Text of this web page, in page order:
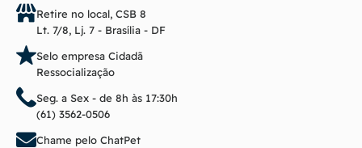
Retire no local, CSB 8
Lt. 7/8, Lj. 7 - Brasília - DF
Selo empresa Cidadã
Ressocialização
Seg. a Sex - de 8h às 17:30h
(61) 3562-0506
Chame pelo ChatPet